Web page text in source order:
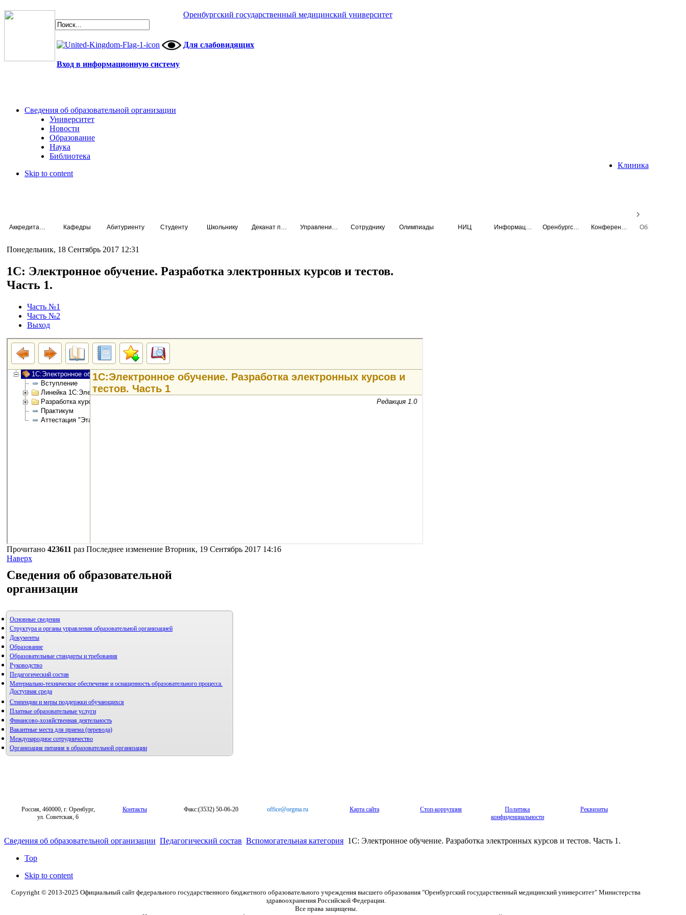
Оренбургский государственный медицинский университет
Для слабовидящих
Вход в информационную систему
Сведения об образовательной организации
Университет
Новости
Образование
Наука
Библиотека
Клиника
Skip to content
Кафедры Абитуриенту Студенту Школьнику Сотруднику Олимпиады НИЦ
Понедельник, 18 Сентябрь 2017 12:31
1С: Электронное обучение. Разработка электронных курсов и тестов.
Часть 1.
Часть №1
Часть №2
Выход
Прочитано 423611 раз Последнее изменение Вторник, 19 Сентябрь 2017 14:16
Наверх
Сведения об образовательной
организации
Основные сведения
Структура и органы управления образовательной организацией
Документы
Образование
Образовательные стандарты и требования
Руководство
Педагогический состав
Материально-техническое обеспечение и оснащенность образовательного процесса.
Доступная среда
Стипендии и меры поддержки обучающихся
Платные образовательные услуги
Финансово-хозяйственная деятельность
Вакантные места для приема (перевода)
Международное сотрудничество
Организация питания в образовательной организации
Россия, 460000, г. Оренбург,
ул. Советская, 6
Контакты Факс:(3532) 50-06-20 office@orgma.ru Карта сайта Стоп-коррупция
Политика
конфиденциальности
Реквизиты
Сведения об образовательной организации Педагогический состав Вспомогательная категория 1С: Электронное обучение. Разработка электронных курсов и тестов. Часть 1.
Top
Skip to content
Copyright © 2013-2025 Официальный сайт федерального государственного бюджетного образовательного учреждения высшего образования "Оренбургский государственный медицинский университет" Министерства
здравоохранения Российской Федерации.
Все права защищены.